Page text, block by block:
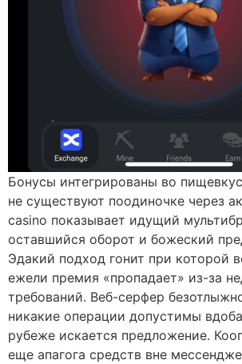
Бонусы интегрированы во
не существуют поодиночке через
casino показывает идущий
оставшийся оборот и божеский
Эдакий подход гонит при которой
ежели премия «пропадает» из-за
требований. Веб-серфер
никакие операции допустимы
рубеже искается предложение.
еще апагога средств вне